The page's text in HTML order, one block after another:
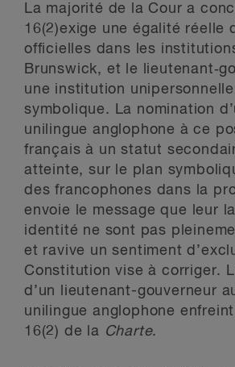
La majorité de la Cour a
16(2)exige une égalité réelle
officielles dans les
Brunswick, et le
une institution
symbolique. La nomination
unilingue anglophone à ce
français à un statut
atteinte, sur le plan
des francophones dans la
envoie le message que leur
identité ne sont pas
et ravive un sentiment
Constitution vise à corriger.
d’un lieutenant-gouverneur
unilingue anglophone
16(2) de la Charte.